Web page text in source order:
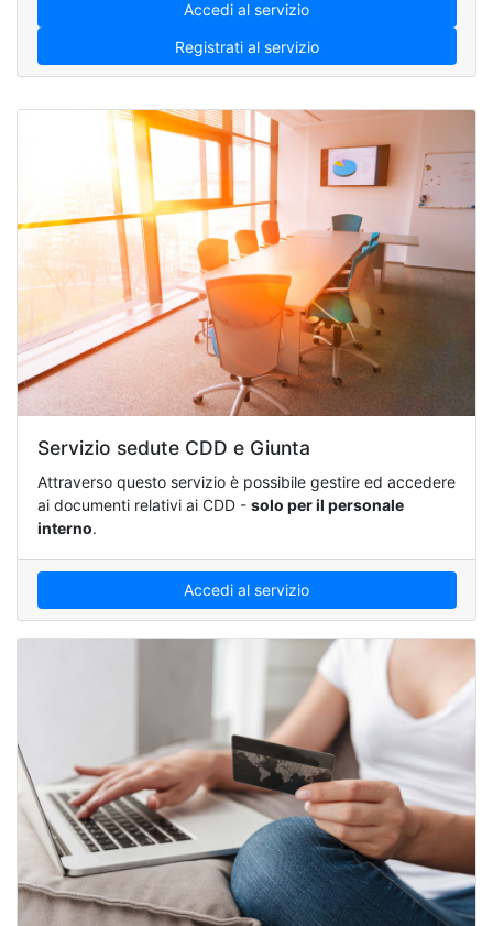
Accedi al servizio
Registrati al servizio
Servizio sedute CDD e Giunta
Attraverso questo servizio è possibile gestire ed accedere
ai documenti relativi ai CDD - solo per il personale
interno.
Accedi al servizio